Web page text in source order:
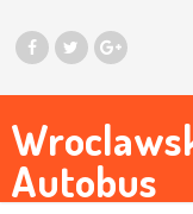
Autobus